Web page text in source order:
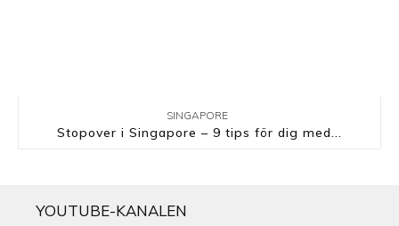
SINGAPORE
Stopover i Singapore – 9 tips för dig med...
YOUTUBE-KANALEN